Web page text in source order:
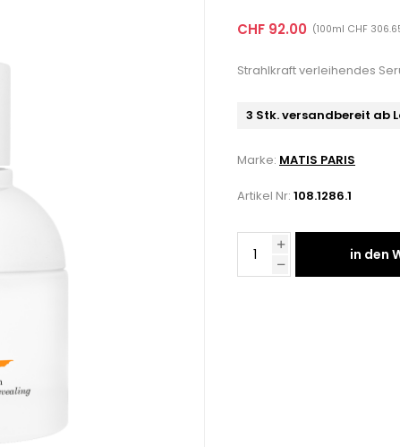
CHF 92.00 (100ml CHF
Strahlkraft verleihendes
3 Stk. versandbereit ab
Marke: MATIS PARIS
Artikel Nr: 108.1286.1
in den